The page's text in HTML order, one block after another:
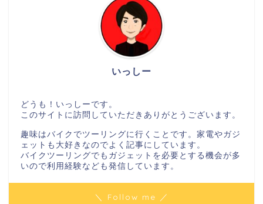
いっしー
どうも！いっしーです。
このサイトに訪問していただきありがとうございます。
趣味はバイクでツーリングに行くことです。家電やガジ
ェットも大好きなのでよく記事にしています。
バイクツーリングでもガジェットを必要とする機会が多
いので利用経験なども発信しています。
＼ Follow me ／